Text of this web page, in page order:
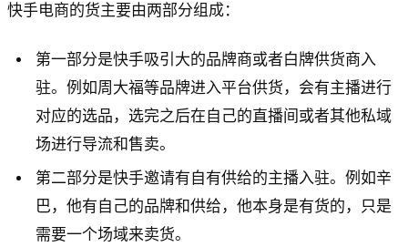
快手电商的货主要由两部分组成：
第一部分是快手吸引大的品牌商或者白牌供货商入
驻。例如周大福等品牌进入平台供货，会有主播进行
对应的选品，选完之后在自己的直播间或者其他私域
场进行导流和售卖。
第二部分是快手邀请有自有供给的主播入驻。例如辛
巴，他有自己的品牌和供给，他本身是有货的，只是
需要一个场域来卖货。